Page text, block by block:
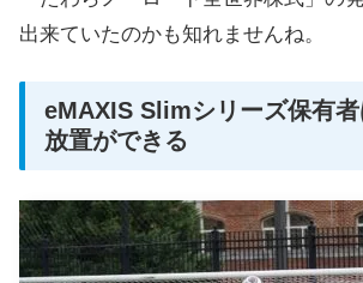
出来ていたのかも知れませんね。
eMAXIS Slimシリーズ保有
放置ができる